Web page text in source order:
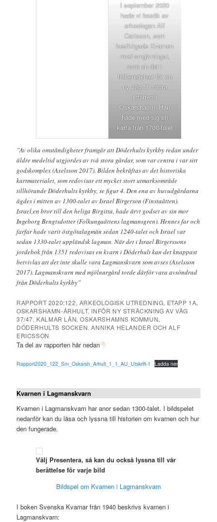
I september 2020
hade vi besök av
arkeologen Alf
Carlsson, som
besiktigade Kvarnen
med omgivningar,
som en del i
förberedelser för en
ny väg till södra
infarten i
Oskarshamn. Han
hade med sig en
karta från 1700-talet
”Av olika omständigheter framgår att Döderhults kyrkby redan under
äldre medeltid utgjordes av två stora gårdar, som var centra i var sitt
godskomplex (Axelsson 2017). Bilden bekräftas av det historiska
kartmaterialet, som redovisar ett mycket stort utmarksområde
tillhörande Döderhults kyrkby, se figur 4. Den ena av huvudgårdarna
ägdes i mitten av 1300-talet av Israel Birgerson (Finstaätten).
Israel,en bror till den heliga Birgitta, hade ärvt godset av sin mor
Ingeborg Bengtsdotter (Folkungaättens lagmansgren). Hennes far och
farfar hade varit östgötalagmän sedan 1240-talet och Israel var
sedan 1330-talet uppländsk lagman. När det i Israel Birgerssons
jordebok från 1351 redovisas en kvarn i Döderhult kan det knappast
betvivlas att det inte skulle vara Lagmans­kvarn som avses (Axelsson
2017). Lagmans­kvarn med mjölnargård torde därför vara avsöndrad
från Döderhults kyrkby”
RAPPORT 2020:122, ARKEOLOGISK UTREDNING, ETAPP 1A,
OSKARSHAMN-ÅRHULT, INFÖR NY STRÄCKNING AV VÄG
37/47, KALMAR LÄN, OSKARSHAMNS KOMMUN,
DÖDERHULTS SOCKEN. ANNIKA HELANDER OCH ALF
ERICSSON
Ta del av rapporten här nedan
Rapport2020_122_Sm_Oskarsh_Arhult_1_1_AU_Utskrift-1 Ladda ner
Kvarnen i Lagmanskvarn
Kvarnen i Lagmanskvarn har anor sedan 1300-talet. I bildspelet
nedanför kan du läsa och lyssna till historien om kvarnen och hur
den fungerade.
Välj Presentera, så kan du också lyssna till vår
berättelse för varje bild
Bildspel om Kvarnen i Lagmanskvarn
I boken Svenska Kvarnar från 1940 beskrivs kvarnen i
Lagmanskvarn: